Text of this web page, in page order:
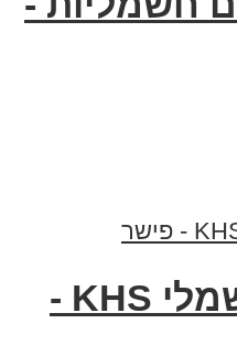
תלת אופן חשמלי KHS -